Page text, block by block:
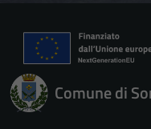
Comune di